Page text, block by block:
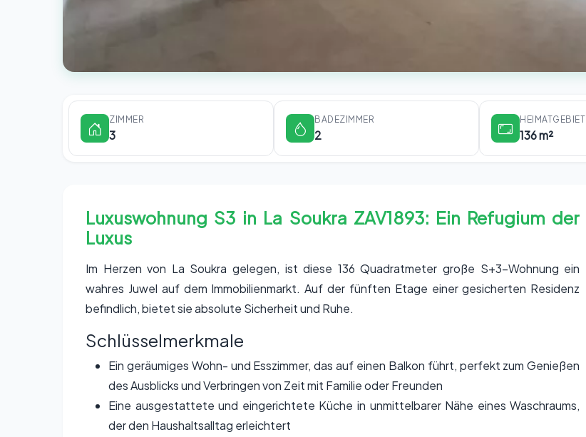
ZIMMER
3
BADEZIMMER
2
HEIMATGEBIET
136 m²
Luxuswohnung S3 in La Soukra ZAV1893: Ein Refugium der
Luxus
Im Herzen von La Soukra gelegen, ist diese 136 Quadratmeter große S+3-Wohnung ein
wahres Juwel auf dem Immobilienmarkt. Auf der fünften Etage einer gesicherten Residenz
befindlich, bietet sie absolute Sicherheit und Ruhe.
Schlüsselmerkmale
Ein geräumiges Wohn- und Esszimmer, das auf einen Balkon führt, perfekt zum Genießen
des Ausblicks und Verbringen von Zeit mit Familie oder Freunden
Eine ausgestattete und eingerichtete Küche in unmittelbarer Nähe eines Waschraums,
der den Haushaltsalltag erleichtert